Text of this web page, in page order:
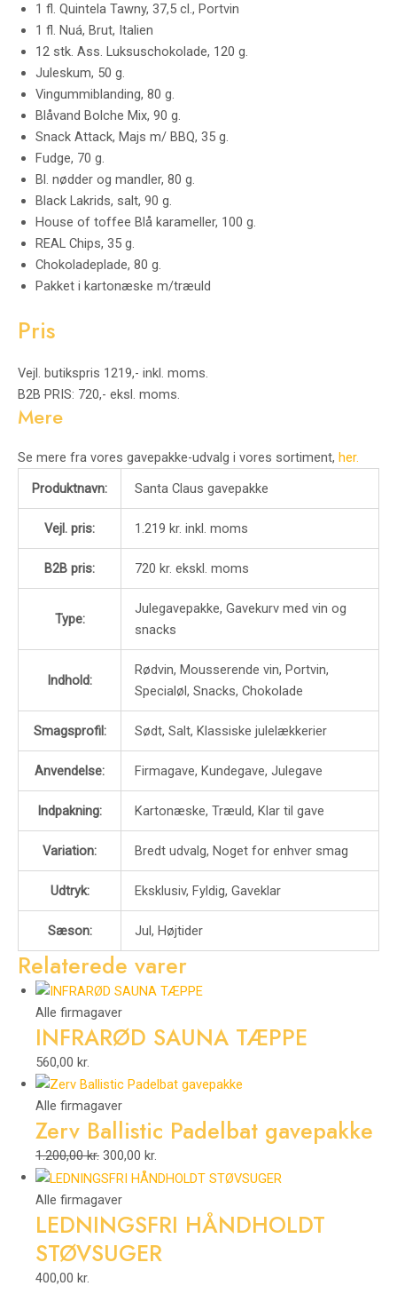
1 fl. Quintela Tawny, 37,5 cl., Portvin
1 fl. Nuá, Brut, Italien
12 stk. Ass. Luksuschokolade, 120 g.
Juleskum, 50 g.
Vingummiblanding, 80 g.
Blåvand Bolche Mix, 90 g.
Snack Attack, Majs m/ BBQ, 35 g.
Fudge, 70 g.
Bl. nødder og mandler, 80 g.
Black Lakrids, salt, 90 g.
House of toffee Blå karameller, 100 g.
REAL Chips, 35 g.
Chokoladeplade, 80 g.
Pakket i kartonæske m/træuld
Pris
Vejl. butikspris 1219,- inkl. moms.
B2B PRIS: 720,- eksl. moms.
Mere
Se mere fra vores gavepakke-udvalg i vores sortiment, her.
Produktnavn:
Santa Claus gavepakke
Vejl. pris: 1.219 kr. inkl. moms
B2B pris: 720 kr. ekskl. moms
Type:
Julegavepakke, Gavekurv med vin og
snacks
Indhold:
Rødvin, Mousserende vin, Portvin,
Specialøl, Snacks, Chokolade
Smagsprofil: Sødt, Salt, Klassiske julelækkerier
Anvendelse: Firmagave, Kundegave, Julegave
Indpakning: Kartonæske, Træuld, Klar til gave
Variation: Bredt udvalg, Noget for enhver smag
Udtryk: Eksklusiv, Fyldig, Gaveklar
Sæson: Jul, Højtider
Relaterede varer
Alle firmagaver
INFRARØD SAUNA TÆPPE
560,00 kr.
Alle firmagaver
Zerv Ballistic Padelbat gavepakke
1.200,00kr. 300,00 kr.
Alle firmagaver
LEDNINGSFRI HÅNDHOLDT
STØVSUGER
400,00 kr.